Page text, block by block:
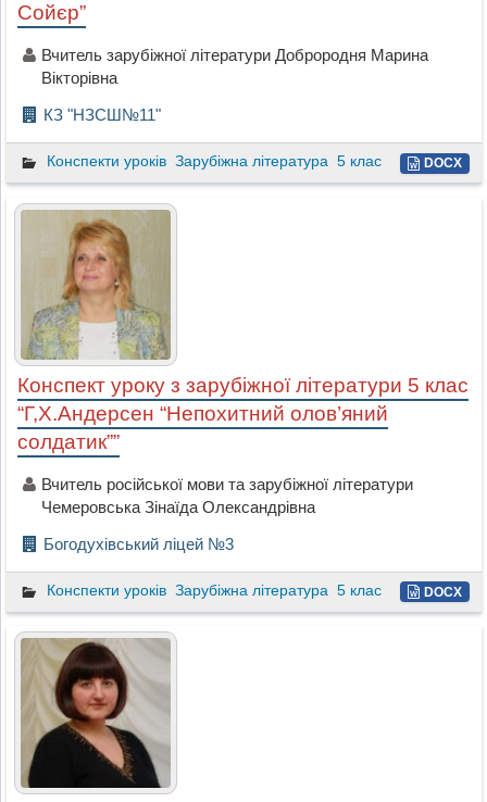
Сойєр”
Вчитель зарубіжної літератури Доброродня Марина
Вікторівна
КЗ "НЗСШ№11"
Конспекти уроків Зарубіжна література 5 клас DOCX
Конспект уроку з зарубіжної літератури 5 клас
“Г,Х.Андерсен “Непохитний олов’яний
солдатик””
Вчитель російської мови та зарубіжної літератури
Чемеровська Зінаїда Олександрівна
Богодухівський ліцей №3
Конспекти уроків Зарубіжна література 5 клас DOCX